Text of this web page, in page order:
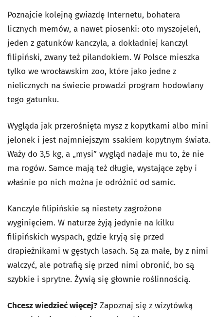
Poznajcie kolejną gwiazdę Internetu, bohatera
licznych memów, a nawet piosenki: oto myszojeleń,
jeden z gatunków kanczyla, a dokładniej kanczyl
filipiński, zwany też pilandokiem. W Polsce mieszka
tylko we wrocławskim zoo, które jako jedne z
nielicznych na świecie prowadzi program hodowlany
tego gatunku.
Wygląda jak przerośnięta mysz z kopytkami albo mini
jelonek i jest najmniejszym ssakiem kopytnym świata.
Waży do 3,5 kg, a „mysi” wygląd nadaje mu to, że nie
ma rogów. Samce mają też długie, wystające zęby i
właśnie po nich można je odróżnić od samic.
Kanczyle filipińskie są niestety zagrożone
wyginięciem. W naturze żyją jedynie na kilku
filipińskich wyspach, gdzie kryją się przed
drapieżnikami w gęstych lasach. Są za małe, by z nimi
walczyć, ale potrafią się przed nimi obronić, bo są
szybkie i sprytne. Żywią się głownie roślinnością.
Chcesz wiedzieć więcej? Zapoznaj się z wizytówką